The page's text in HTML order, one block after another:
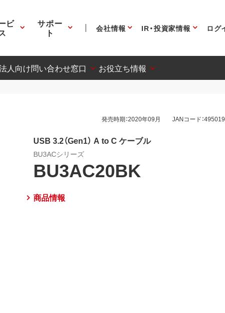
ビ サポー
ト 会社情報 IR・投資家情報 ログ
人向け問い合わせ窓口 お役立ち情報
発売時期：2020年09月 JANコード：
USB 3.2（Gen1） A to C ケーブル
BU3ACシリーズ
BU3AC20BK
商品情報